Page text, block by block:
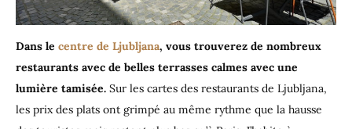
Dans le centre de Ljubljana, vous trouverez de nombreux
restaurants avec de belles terrasses calmes avec une
lumière tamisée. Sur les cartes des restaurants de Ljubljana,
les prix des plats ont grimpé au même rythme que la hausse